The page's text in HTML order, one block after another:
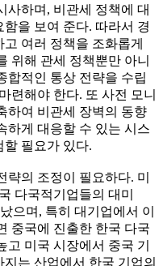
사하며, 비관세 정책에 대
을 보여 준다. 따라서 경
여러 정책을 조화롭게
위해 관세 정책뿐만 아니
합적인 통상 전략을 수립
련해야 한다. 또 사전 모니
하여 비관세 장벽의 동향
하게 대응할 수 있는 시스
할 필요가 있다.
의 조정이 필요하다. 미
다국적기업들의 대미
으며, 특히 대기업에서 이
중국에 진출한 한국 다국
미국 시장에서 중국 기
는 산업에서 한국 기업의